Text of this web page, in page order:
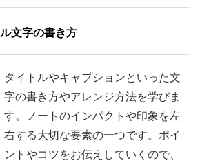
作るコツも学びますのでご安心くだ
シールやマスキングテープは、わた
ジしながら厳選したアイテムばか
文字の書き方
タイトルやキャプションといった文
字の書き方やアレンジ方法を学びま
す。ノートのインパクトや印象を左
右する大切な要素の一つです。ポイ
ントやコツをお伝えしていくので、